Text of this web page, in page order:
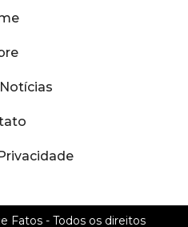
Fatos- Todos os direitos